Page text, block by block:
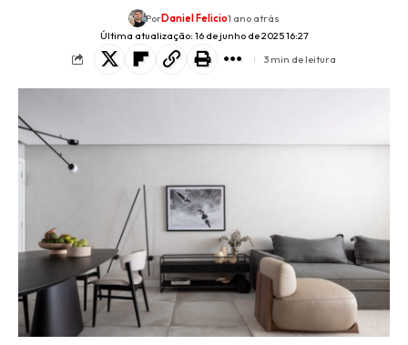
Última atualização: 16 de junho de 2025 16:27
PorDaniel Felicio1 ano atrás
3 min de leitura